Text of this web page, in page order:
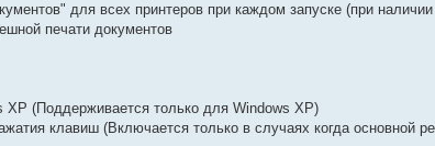
для всех принтеров при каждом запуске (при
печати документов
(Поддерживается только для Windows XP)
клавиш (Включается только в случаях когда основной